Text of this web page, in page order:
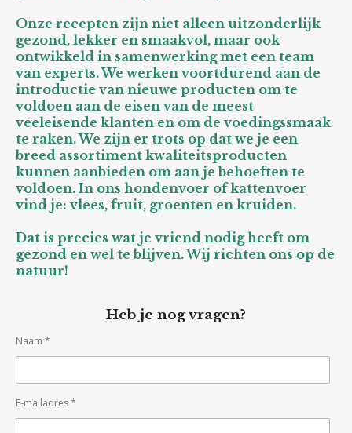
Onze recepten zijn niet alleen uitzonderlijk
gezond, lekker en smaakvol, maar ook
ontwikkeld in samenwerking met een team
van experts. We werken voortdurend aan de
introductie van nieuwe producten om te
voldoen aan de eisen van de meest
veeleisende klanten en om de voedingssmaak
te raken. We zijn er trots op dat we je een
breed assortiment kwaliteitsproducten
kunnen aanbieden om aan je behoeften te
voldoen. In ons hondenvoer of kattenvoer
vind je: vlees, fruit, groenten en kruiden.
Dat is precies wat je vriend nodig heeft om
gezond en wel te blijven. Wij richten ons op de
natuur!
Heb je nog vragen?
Naam *
E-mailadres *